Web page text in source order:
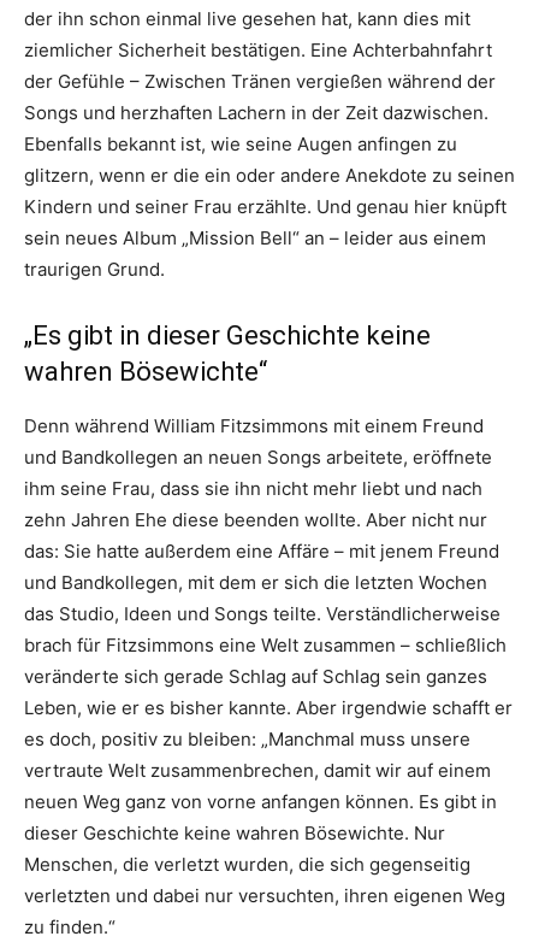
der ihn schon einmal live gesehen hat, kann dies mit
ziemlicher Sicherheit bestätigen. Eine Achterbahnfahrt
der Gefühle – Zwischen Tränen vergießen während der
Songs und herzhaften Lachern in der Zeit dazwischen.
Ebenfalls bekannt ist, wie seine Augen anfingen zu
glitzern, wenn er die ein oder andere Anekdote zu seinen
Kindern und seiner Frau erzählte. Und genau hier knüpft
sein neues Album „Mission Bell“ an – leider aus einem
traurigen Grund.
„Es gibt in dieser Geschichte keine
wahren Bösewichte“
Denn während William Fitzsimmons mit einem Freund
und Bandkollegen an neuen Songs arbeitete, eröffnete
ihm seine Frau, dass sie ihn nicht mehr liebt und nach
zehn Jahren Ehe diese beenden wollte. Aber nicht nur
das: Sie hatte außerdem eine Affäre – mit jenem Freund
und Bandkollegen, mit dem er sich die letzten Wochen
das Studio, Ideen und Songs teilte. Verständlicherweise
brach für Fitzsimmons eine Welt zusammen – schließlich
veränderte sich gerade Schlag auf Schlag sein ganzes
Leben, wie er es bisher kannte. Aber irgendwie schafft er
es doch, positiv zu bleiben: „Manchmal muss unsere
vertraute Welt zusammenbrechen, damit wir auf einem
neuen Weg ganz von vorne anfangen können. Es gibt in
dieser Geschichte keine wahren Bösewichte. Nur
Menschen, die verletzt wurden, die sich gegenseitig
verletzten und dabei nur versuchten, ihren eigenen Weg
zu finden.“